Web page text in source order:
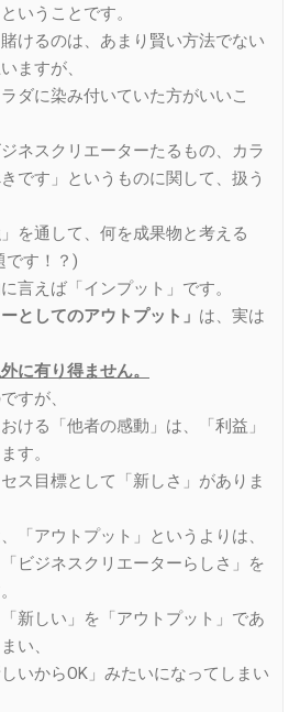
いうことです。
けるのは、あまり賢い方法でない
ますが、
ダに染み付いていた方がいいこ
ネスクリエーターたるもの、カラ
です」というものに関して、扱う
を通して、何を成果物と考える
です！？)
言えば「インプット」です。
としてのアウトプット」 は、実は
に有り得ません。
すが、
ける「他者の感動」は、「利益」
す。
ス目標として「新しさ」がありま
「アウトプット」というよりは、
ビジネスクリエーターらしさ」を
新しい」を「アウトプット」であ
い、
いからOK」みたいになってしまい